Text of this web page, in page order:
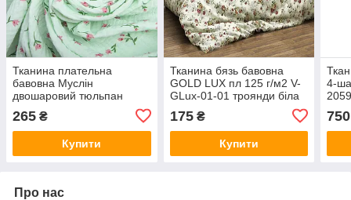
Тканина плательна
бавовна Муслін
двошаровий тюльпан
265 ₴
Купити
Тканина бязь бавовна
GOLD LUX пл 125 г/м2 V-
GLux-01-01 троянди біла
175₴
Купити
4-
750
Про нас